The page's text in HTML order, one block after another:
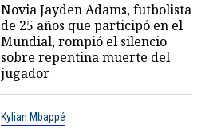
Novia Jayden Adams, futbolista
de 25 años que participó en el
Mundial, rompió el silencio
sobre repentina muerte del
jugador
Kylian Mbappé